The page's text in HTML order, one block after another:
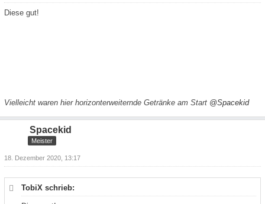
Diese gut!
Vielleicht waren hier horizonterweiternde Getränke am Start @Spacekid
Spacekid
Meister
18. Dezember 2020, 13:17
TobiX schrieb: